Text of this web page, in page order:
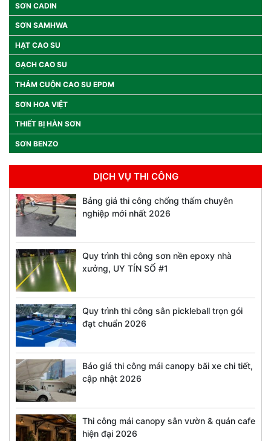
SƠN CADIN
SƠN SAMHWA
HẠT CAO SU
GẠCH CAO SU
THẢM CUỘN CAO SU EPDM
SƠN HOA VIỆT
THIẾT BỊ HÀN SƠN
SƠN BENZO
DỊCH VỤ THI CÔNG
Bảng giá thi công chống thấm chuyên
nghiệp mới nhất 2026
Quy trình thi công sơn nền epoxy nhà
xưởng, UY TÍN SỐ #1
Quy trình thi công sân pickleball trọn gói
đạt chuẩn 2026
Báo giá thi công mái canopy bãi xe chi tiết,
cập nhật 2026
Thi công mái canopy sân vườn & quán cafe
hiện đại 2026